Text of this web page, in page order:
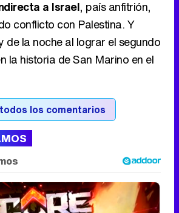
a Israel, país anfitrión,
conflicto con Palestina. Y
de la noche al lograr el segundo
la historia de San Marino en el
los comentarios